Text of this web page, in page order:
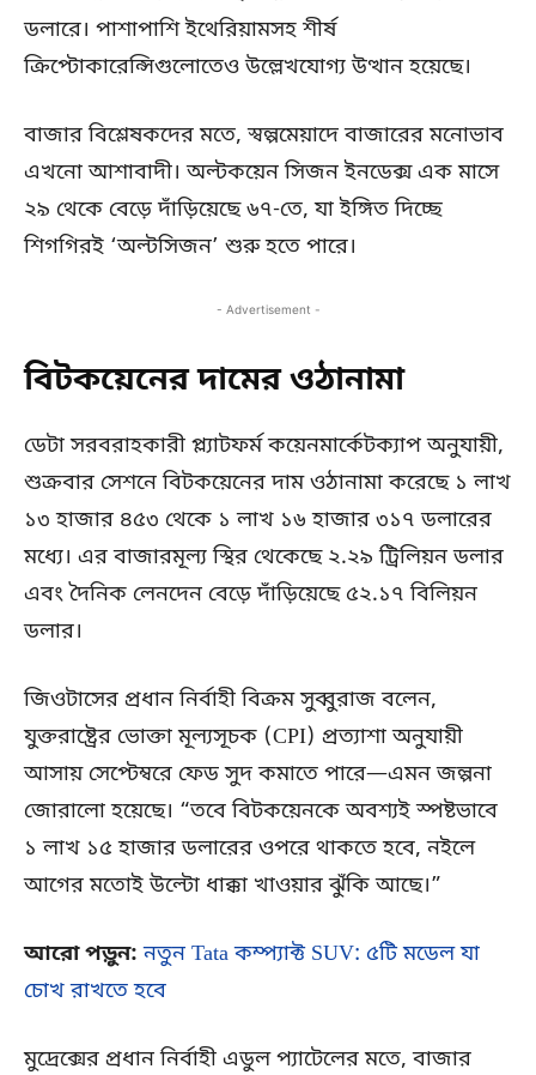
ডলারে। পাশাপাশি ইথেরিয়ামসহ শীর্ষ
ক্রিপ্টোকারেন্সিগুলোতেও উল্লেখযোগ্য উত্থান হয়েছে।
বাজার বিশ্লেষকদের মতে, স্বল্পমেয়াদে বাজারের মনোভাব
এখনো আশাবাদী। অল্টকয়েন সিজন ইনডেক্স এক মাসে
২৯ থেকে বেড়ে দাঁড়িয়েছে ৬৭-তে, যা ইঙ্গিত দিচ্ছে
শিগগিরই ‘অল্টসিজন’ শুরু হতে পারে।
- Advertisement -
বিটকয়েনের দামের ওঠানামা
ডেটা সরবরাহকারী প্ল্যাটফর্ম কয়েনমার্কেটক্যাপ অনুযায়ী,
শুক্রবার সেশনে বিটকয়েনের দাম ওঠানামা করেছে ১ লাখ
১৩ হাজার ৪৫৩ থেকে ১ লাখ ১৬ হাজার ৩১৭ ডলারের
মধ্যে। এর বাজারমূল্য স্থির থেকেছে ২.২৯ ট্রিলিয়ন ডলার
এবং দৈনিক লেনদেন বেড়ে দাঁড়িয়েছে ৫২.১৭ বিলিয়ন
ডলার।
জিওটাসের প্রধান নির্বাহী বিক্রম সুব্বুরাজ বলেন,
যুক্তরাষ্ট্রের ভোক্তা মূল্যসূচক (CPI) প্রত্যাশা অনুযায়ী
আসায় সেপ্টেম্বরে ফেড সুদ কমাতে পারে—এমন জল্পনা
জোরালো হয়েছে। “তবে বিটকয়েনকে অবশ্যই স্পষ্টভাবে
১ লাখ ১৫ হাজার ডলারের ওপরে থাকতে হবে, নইলে
আগের মতোই উল্টো ধাক্কা খাওয়ার ঝুঁকি আছে।”
আরো পড়ুন:নতুন Tata কম্প্যাক্ট SUV: ৫টি মডেল যা
চোখ রাখতে হবে
মুদ্রেক্সের প্রধান নির্বাহী এডুল প্যাটেলের মতে, বাজার